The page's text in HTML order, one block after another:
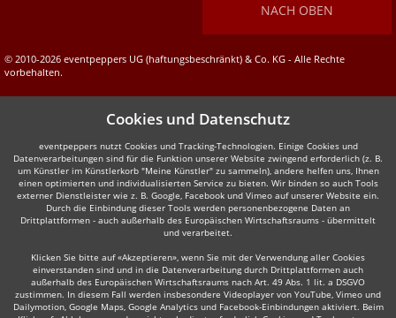
NACH OBEN
© 2010-2026 eventpeppers UG (haftungsbeschränkt) & Co. KG - Alle Rechte
vorbehalten.
Cookies und Datenschutz
eventpeppers nutzt Cookies und Tracking-Technologien. Einige Cookies und
Datenverarbeitungen sind für die Funktion unserer Website zwingend erforderlich (z. B.
um Künstler im Künstlerkorb "Meine Künstler" zu sammeln), andere helfen uns, Ihnen
einen optimierten und individualisierten Service zu bieten. Wir binden so auch Tools
externer Dienstleister wie z. B. Google, Facebook und Vimeo auf unserer Website ein.
Durch die Einbindung dieser Tools werden personenbezogene Daten an
Drittplattformen - auch außerhalb des Europäischen Wirtschaftsraums - übermittelt
und verarbeitet.
Klicken Sie bitte auf «Akzeptieren», wenn Sie mit der Verwendung aller Cookies
einverstanden sind und in die Datenverarbeitung durch Drittplattformen auch
außerhalb des Europäischen Wirtschaftsraums nach Art. 49 Abs. 1 lit. a DSGVO
zustimmen. In diesem Fall werden insbesondere Videoplayer von YouTube, Vimeo und
Dailymotion, Google Maps, Google Analytics und Facebook-Einbindungen aktiviert. Beim